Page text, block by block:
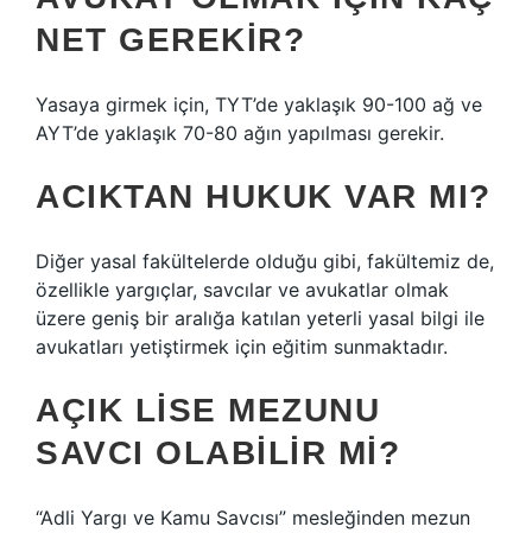
NET GEREKIR?
Yasaya girmek için, TYT’de yaklaşık 90-100 ağ ve
AYT’de yaklaşık 70-80 ağın yapılması gerekir.
ACIKTAN HUKUK VAR MI?
Diğer yasal fakültelerde olduğu gibi, fakültemiz de,
özellikle yargıçlar, savcılar ve avukatlar olmak
üzere geniş bir aralığa katılan yeterli yasal bilgi ile
avukatları yetiştirmek için eğitim sunmaktadır.
AÇIK LISE MEZUNU
SAVCI OLABILIR MI?
“Adli Yargı ve Kamu Savcısı” mesleğinden mezun